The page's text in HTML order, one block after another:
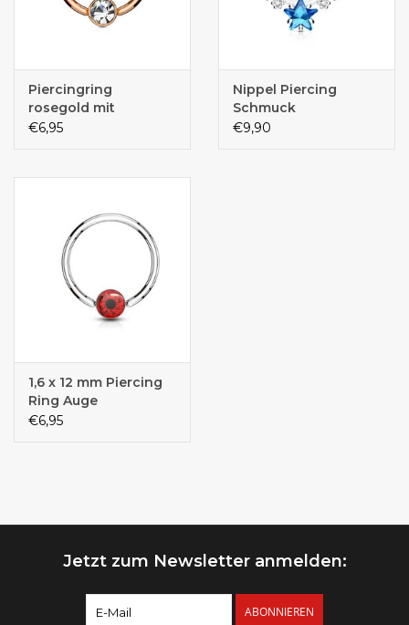
Piercingring
rosegold mit
Zirkoniastein
€6,95
Nippel Piercing
Schmuck
€9,90
1,6 x 12 mm Piercing
Ring Auge
€6,95
Jetzt zum Newsletter anmelden:
ABONNIEREN